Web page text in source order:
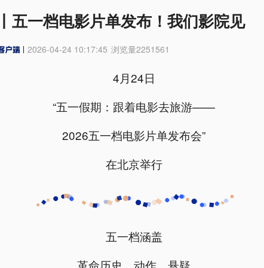
五一档电影片单发布！我们影院见
2026-04-24 10:17:45 浏览量2251561
4月24日
“五一假期：跟着电影去旅游——
2026五一档电影片单发布会”
在北京举行
五一档涵盖
革命历史、动作、悬疑